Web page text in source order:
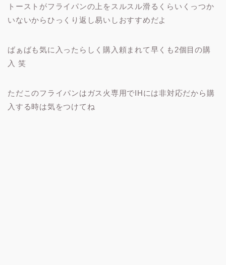
トーストがフライパンの上をスルスル滑るくらいくっつか
いないからひっくり返し易いしおすすめだよ
ばぁばも気に入ったらしく購入頼まれて早くも2個目の購
入 笑
ただこのフライパンはガス火専用でIHには非対応だから購
入する時は気をつけてね